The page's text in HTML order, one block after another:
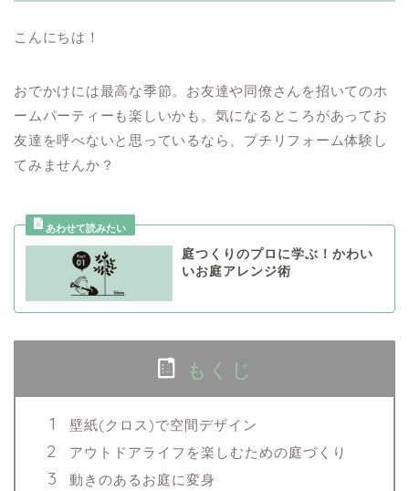
こんにちは！
おでかけには最高な季節。お友達や同僚さんを招いてのホ
ームパーティーも楽しいかも。気になるところがあってお
友達を呼べないと思っているなら、プチリフォーム体験し
てみませんか？
庭つくりのプロに学ぶ！かわい
いお庭アレンジ術
もくじ
壁紙(クロス)で空間デザイン
アウトドアライフを楽しむための庭づくり
動きのあるお庭に変身